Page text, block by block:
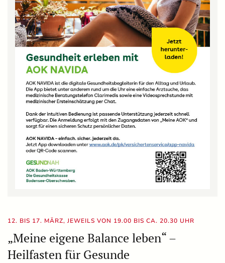
12. BIS 17. MÄRZ, JEWEILS VON 19.00 BIS CA. 20.30 UHR
„Meine eigene Balance leben“ –
Heilfasten für Gesunde